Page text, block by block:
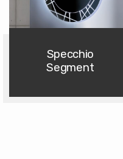
Specchio
Segment